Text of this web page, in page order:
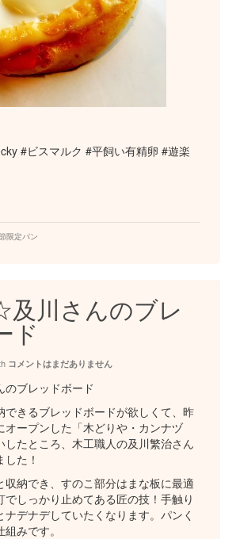
#ビスマルク #平飼い有精卵 #遊楽
限定パン
川さんのブレ
ド
コメントはまだありません
ブレッドボード
できるブレッドボードが欲しくて、昨
オープンした「木どりや・カンナヅ
したところ、木工職人の及川繁治さん
た！
収納でき、すのこ部分はまな板に最適
でしっかり止めてある匠の技！手触り
ナデナデしていたくなります。パンく
みです。